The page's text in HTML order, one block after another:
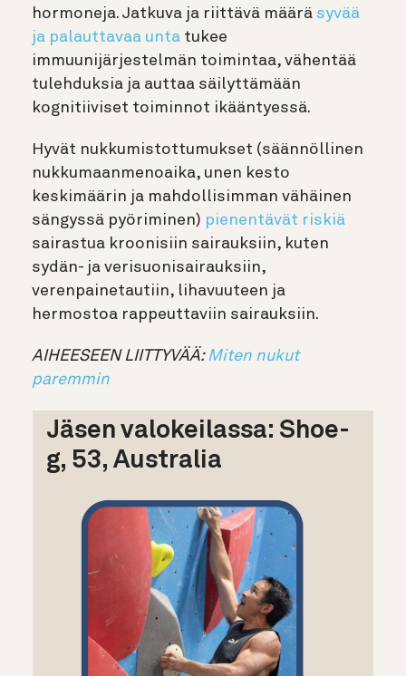
hormoneja. Jatkuva ja riittävä määrä syvää
ja palauttavaa unta tukee
immuunijärjestelmän toimintaa, vähentää
tulehduksia ja auttaa säilyttämään
kognitiiviset toiminnot ikääntyessä.
Hyvät nukkumistottumukset (säännöllinen
nukkumaanmenoaika, unen kesto
keskimäärin ja mahdollisimman vähäinen
sängyssä pyöriminen) pienentävät riskiä
sairastua kroonisiin sairauksiin, kuten
sydän- ja verisuonisairauksiin,
verenpainetautiin, lihavuuteen ja
hermostoa rappeuttaviin sairauksiin.
AIHEESEEN LIITTYVÄÄ: Miten nukut
paremmin
Jäsen valokeilassa: Shoe-
g, 53, Australia